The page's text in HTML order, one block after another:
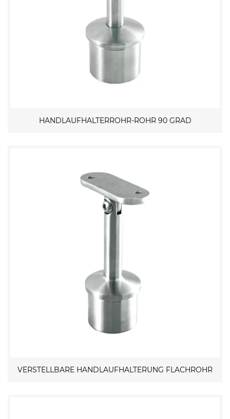
HANDLAUFHALTERROHR-ROHR 90 GRAD
VERSTELLBARE HANDLAUFHALTERUNG FLACHROHR